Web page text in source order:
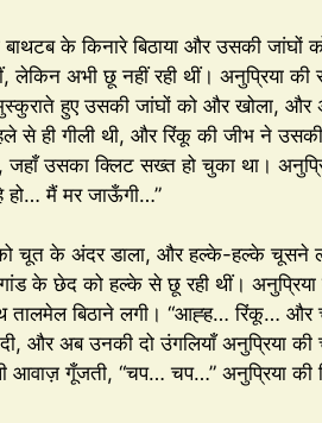
बाथटब के किनारे बिठाया और उसकी
लेकिन अभी छू नहीं रही थीं। अनुप्रिया
हुए उसकी जांघों को और खोला, और
से ही गीली थी, और रिंकू की जीभ ने
जहाँ उसका क्लिट सख्त हो चुका था।
हो… मैं मर जाऊँगी…”
चूत के अंदर डाला, और हल्के-हल्के चूसने
के छेद को हल्के से छू रही थीं। अनुप्रिया
तालमेल बिठाने लगी। “आह्ह… रिंकू…
दी, और अब उनकी दो उंगलियाँ अनुप्रिया
आवाज़ गूँजती, “चप… चप…” अनुप्रिया